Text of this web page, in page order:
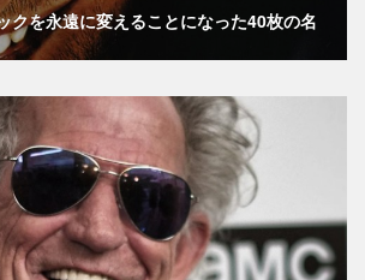
クを永遠に変えることになった40枚の名